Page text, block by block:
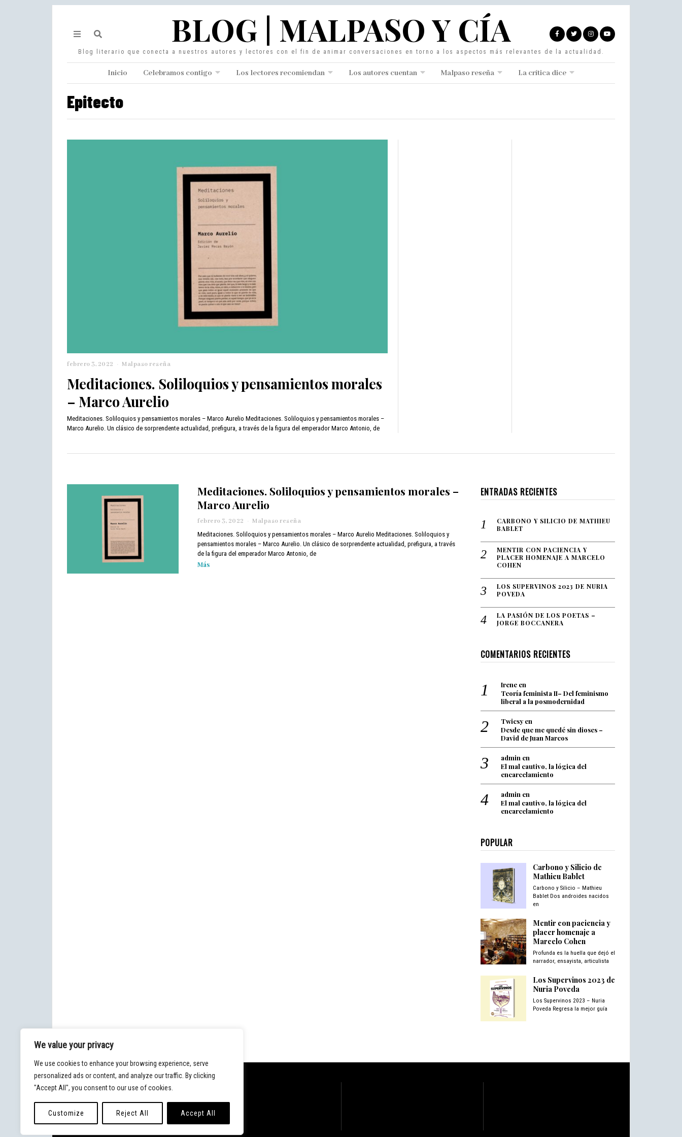
We value your privacy
We use cookies to enhance your browsing experience, serve
personalized ads or content, and analyze our traffic. By clicking
"Accept All", you consent to our use of cookies.
Customize Reject All Accept All
BLOG | MALPASO Y CÍA
Blog literario que conecta a nuestros autores y lectores con el fin de animar conversaciones en torno a los aspectos más relevantes de la actualidad.
Inicio Celebramos contigo Los lectores recomiendan Los autores cuentan Malpaso reseña La crítica dice
Epitecto
febrero 3, 2022
b
r
e
o
9
0
Malpaso reseña
Meditaciones. Soliloquios y pensamientos morales
– Marco Aurelio
Meditaciones. Soliloquios y pensamientos morales – Marco Aurelio Meditaciones. Soliloquios y pensamientos morales –
Marco Aurelio. Un clásico de sorprendente actualidad, prefigura, a través de la figura del emperador Marco Antonio, de
Meditaciones. Soliloquios y pensamientos morales –
Marco Aurelio
febrero 3, 2022
e
r
e
Malpaso reseña
Meditaciones. Soliloquios y pensamientos morales – Marco Aurelio Meditaciones. Soliloquios y
pensamientos morales – Marco Aurelio. Un clásico de sorprendente actualidad, prefigura, a través
de la figura del emperador Marco Antonio, de
Más
ENTRADAS RECIENTES
CARBONO Y SILICIO DE MATHIEU
BABLET
MENTIR CON PACIENCIA Y
PLACER HOMENAJE A MARCELO
COHEN
LOS SUPERVINOS 2023 DE NURIA
POVEDA
LA PASIÓN DE LOS POETAS –
JORGE BOCCANERA
COMENTARIOS RECIENTES
Ireneen
Teoría feminista II– Del feminismo
liberal a la posmodernidad
Twicsyen
Desde que me quedé sin dioses –
David de Juan Marcos
admin en
El mal cautivo, la lógica del
encarcelamiento
admin en
El mal cautivo, la lógica del
encarcelamiento
POPULAR
Carbono y Silicio de
Mathieu Bablet
Carbono y Silicio – Mathieu
Bablet Dos androides nacidos
en
Mentir con paciencia y
placer homenaje a
Marcelo Cohen
Profunda es la huella que dejó el
narrador, ensayista, articulista
Los Supervinos 2023 de
Nuria Poveda
Los Supervinos 2023 – Nuria
Poveda Regresa la mejor guía
© 2020 - Blog Malpaso